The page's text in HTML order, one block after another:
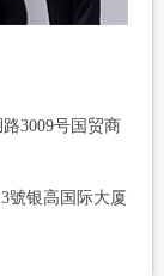
3009号国贸商
號银高国际大厦